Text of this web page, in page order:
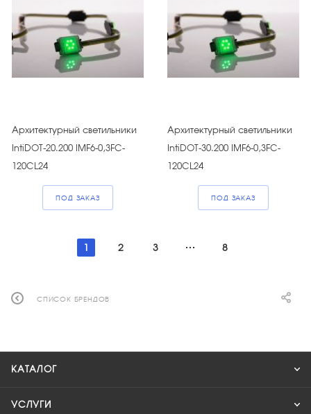
Архитектурный светильники
IntiDOT-20.200 IMF6-0,3FC-
120CL24
ПОД ЗАКАЗ
Архитектурный светильники
IntiDOT-30.200 IMF6-0,3FC-
120CL24
ПОД ЗАКАЗ
1 2 3 8
СПИСОК БРЕНДОВ
КАТАЛОГ
УСЛУГИ